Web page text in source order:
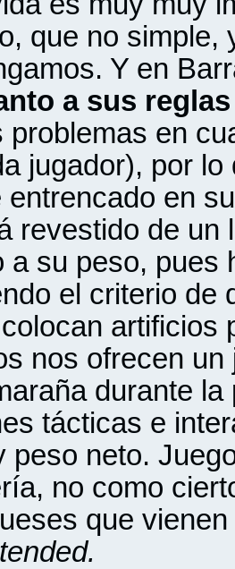
que no simple,
Y en
a sus
problemas en
jugador), por
entrencado en
revestido de un
a su peso, pues
el criterio de
artificios
nos ofrecen
durante
tácticas e
peso neto.
no como
que